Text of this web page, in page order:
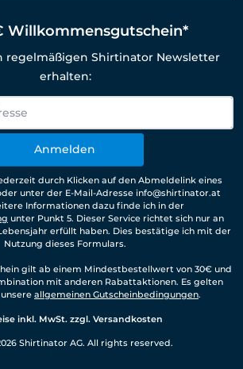
Willkommensgutschein*
regelmäßigen Shirtinator Newsletter
erhalten:
Anmelden
durch Klicken auf den Abmeldelink eines
unter der E-Mail-Adresse info@shirtinator.at
Informationen dazu finde ich in der
unter Punkt 5. Dieser Service richtet sich nur an
erfüllt haben. Dies bestätige ich mit der
Nutzung dieses Formulars.
gilt ab einem Mindestbestellwert von 30€ und
mit anderen Rabattaktionen. Es gelten
allgemeinen Gutscheinbedingungen.
inkl. MwSt. zzgl. Versandkosten
Shirtinator AG. All rights reserved.